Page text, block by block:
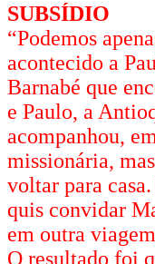
SUBSÍDIO
“Podemos
acontecido a
Barnabé que
e Paulo, a
acompanhou,
missionária,
voltar para
quis convidar
em outra
O resultado foi